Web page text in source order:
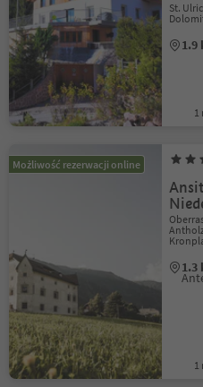
St.
1.9
1
Możliwość rezerwacji online
1.3
1